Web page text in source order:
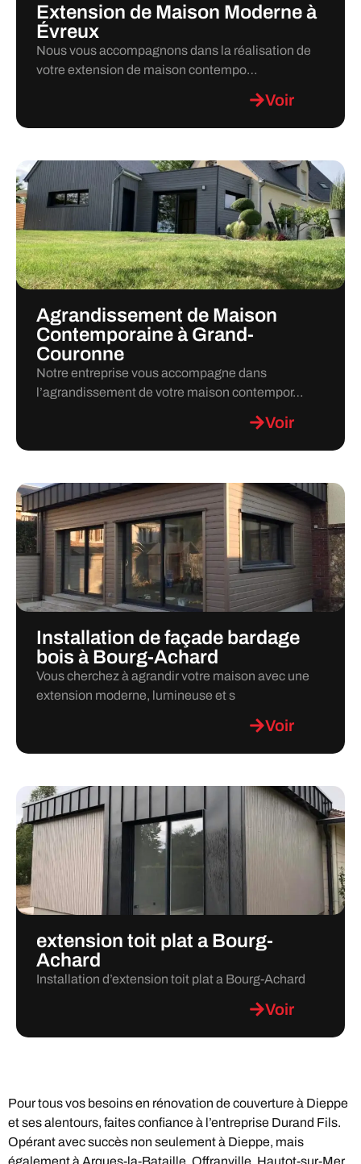
Extension de Maison Moderne à
Évreux
Nous vous accompagnons dans la réalisation de
votre extension de maison contempo…
Voir
Agrandissement de Maison
Contemporaine à Grand-
Couronne
Notre entreprise vous accompagne dans
l’agrandissement de votre maison contempor…
Voir
Installation de façade bardage
bois à Bourg-Achard
Vous cherchez à agrandir votre maison avec une
extension moderne, lumineuse et s
Voir
extension toit plat a Bourg-
Achard
Installation d’extension toit plat a Bourg-Achard
Voir
Pour tous vos besoins en rénovation de couverture à Dieppe
et ses alentours, faites confiance à l’entreprise Durand Fils.
Opérant avec succès non seulement à Dieppe, mais
également à Arques-la-Bataille, Offranville, Hautot-sur-Mer